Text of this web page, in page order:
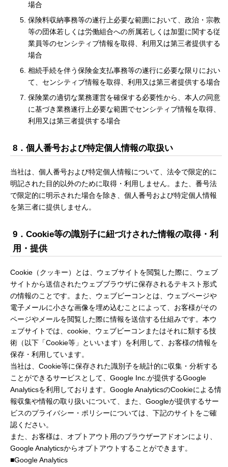
場合
保険料収納事務等の遂行上必要な範囲において、政治・宗教
等の団体若しくは労働組合への所属若しくは加盟に関する従
業員等のセンシティブ情報を取得、利用又は第三者提供する
場合
相続手続を伴う保険金支払事務等の遂行に必要な限りにおい
て、センシティブ情報を取得、利用又は第三者提供する場合
保険業の適切な業務運営を確保する必要性から、本人の同意
に基づき業務遂行上必要な範囲でセンシティブ情報を取得、
利用又は第三者提供する場合
8．個人番号および特定個人情報の取扱い
当社は、個人番号および特定個人情報について、法令で限定的に
明記された目的以外のために取得・利用しません。また、番号法
で限定的に明示された場合を除き、個人番号および特定個人情報
を第三者に提供しません。
9．Cookie等の識別子に紐づけされた情報の取得・利
用・提供
Cookie（クッキー）とは、ウェブサイトを閲覧した際に、ウェブ
サイトから送信されたウェブブラウザに保存されるテキスト形式
の情報のことです。また、ウェブビーコンとは、ウェブページや
電子メールに小さな画像を埋め込むことによって、お客様がその
ページやメールを閲覧した際に情報を送信する仕組みです。本ウ
ェブサイトでは、cookie、ウェブビーコンまたはそれに類する技
術（以下「Cookie等」といいます）を利用して、お客様の情報を
保存・利用しています。
当社は、Cookie等に保存された識別子を統計的に収集・分析する
ことができるサービスとして、Google Inc.が提供するGoogle
Analyticsを利用しております。Google AnalyticsのCookieによる情
報収集や情報の取り扱いについて、また、Googleが提供するサー
ビスのプライバシー・ポリシーについては、下記のサイトをご確
認ください。
また、お客様は、オプトアウト用のブラウザーアドオンにより、
Google Analyticsからオプトアウトすることができます。
■Google Analytics